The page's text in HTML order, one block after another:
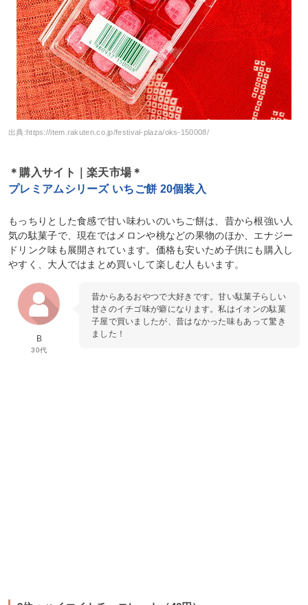
出典:https://item.rakuten.co.jp/festival-plaza/oks-150008/
＊購入サイト｜楽天市場＊
プレミアムシリーズ いちご餅 20個装入
もっちりとした食感で甘い味わいのいちご餅は、昔から根強い人
気の駄菓子で、現在ではメロンや桃などの果物のほか、エナジー
ドリンク味も展開されています。価格も安いため子供にも購入し
やすく、大人ではまとめ買いして楽しむ人もいます。
B
30代
昔からあるおやつで大好きです。甘い駄菓子らしい
甘さのイチゴ味が癖になります。私はイオンの駄菓
子屋で買いましたが、昔はなかった味もあって驚き
ました！